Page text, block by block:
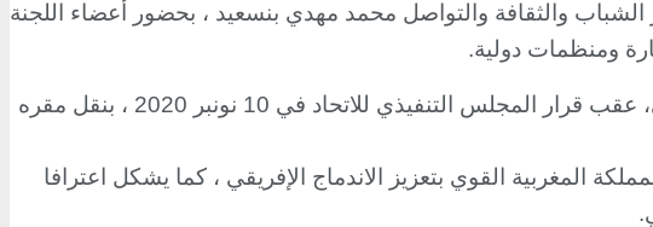
الشباب والثقافة والتواصل محمد مهدي بنسعيد ، بحضور أعضاء اللجنة
ومنظمات دولية.
ويأتي نقل مقر الاتحاد الإفريقي للشباب، وهو هيئة تعنى بالشباب ومجالسهم الوطنية لدى الاتحاد الإفريقي، عقب قرار المجلس التنفيذي للاتحاد في 10 نونبر 2020 ، بنقل مقره
المغربية القوي بتعزيز الاندماج الإفريقي ، كما يشكل اعترافا